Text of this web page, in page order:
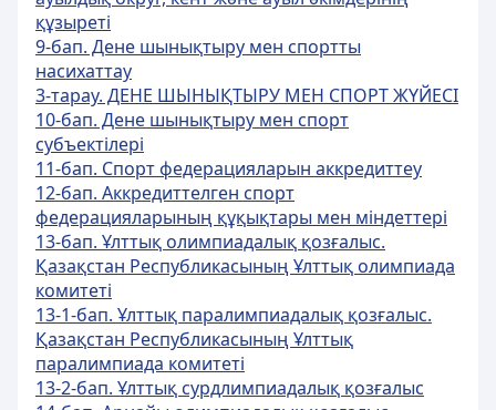
құзыреті
9-бап. Дене шынықтыру мен спортты
насихаттау
3-тарау. ДЕНЕ ШЫНЫҚТЫРУ МЕН СПОРТ ЖҮЙЕСІ
10-бап. Дене шынықтыру мен спорт
субъектілері
11-бап. Спорт федерацияларын аккредиттеу
12-бап. Аккредиттелген спорт
федерацияларының құқықтары мен міндеттері
13-бап. Ұлттық олимпиадалық қозғалыс.
Қазақстан Республикасының Ұлттық олимпиада
комитетi
13-1-бап. Ұлттық паралимпиадалық қозғалыс.
Қазақстан Республикасының Ұлттық
паралимпиада комитеті
13-2-бап. Ұлттық сурдлимпиадалық қозғалыс